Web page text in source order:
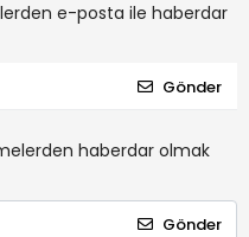
e-posta ile haberdar
Gönder
haberdar olmak
Gönder